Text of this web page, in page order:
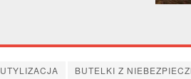
UTYLIZACJA BUTELKI Z